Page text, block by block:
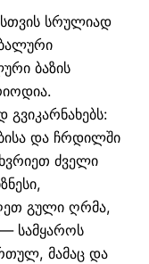
სრულიად
ბაზის
და ჩრდილში
ძველი
გული ღრმა,
სამყაროს
მამაც და